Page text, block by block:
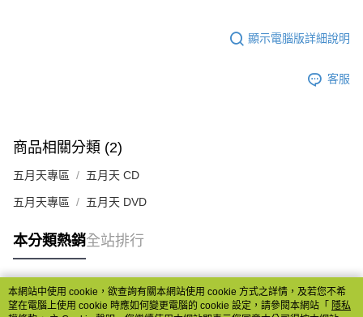
顯示電腦版詳細說明
客服
商品相關分類 (2)
五月天專區 五月天 CD
五月天專區 五月天 DVD
本分類熱銷全站排行
熱門標籤
本網站中使用 cookie，欲查詢有關本網站使用 cookie 方式之詳情，及若您不希
望在電腦上使用 cookie 時應如何變更電腦的 cookie 設定，請參閱本網站「 隱私